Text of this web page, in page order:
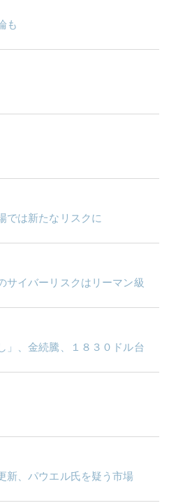
も
では新たなリスクに
サイバーリスクはリーマン級
」、金続騰、１８３０ドル台
新、パウエル氏を疑う市場